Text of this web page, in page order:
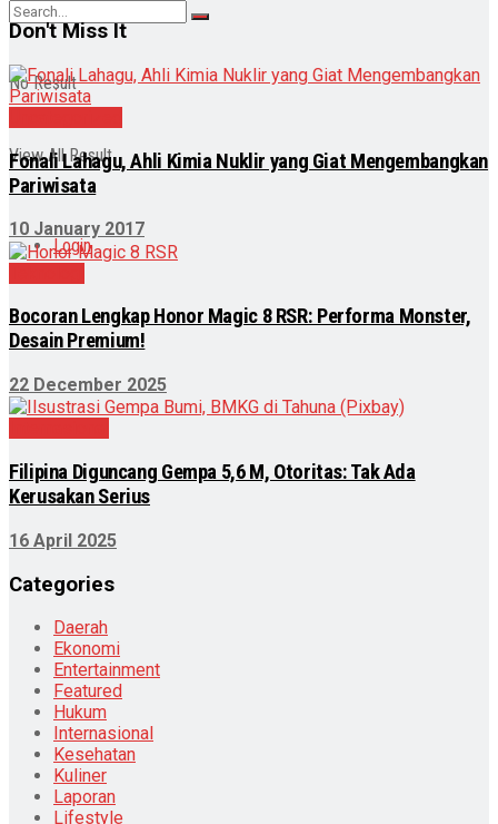
No Result
View All Result
Login
Don't Miss It
Fonali Lahagu, Ahli Kimia Nuklir yang Giat Mengembangkan
Pariwisata
10 January 2017
Bocoran Lengkap Honor Magic 8 RSR: Performa Monster,
Desain Premium!
22 December 2025
Filipina Diguncang Gempa 5,6 M, Otoritas: Tak Ada
Kerusakan Serius
16 April 2025
Categories
Daerah
Ekonomi
Entertainment
Featured
Hukum
Internasional
Kesehatan
Kuliner
Laporan
Lifestyle